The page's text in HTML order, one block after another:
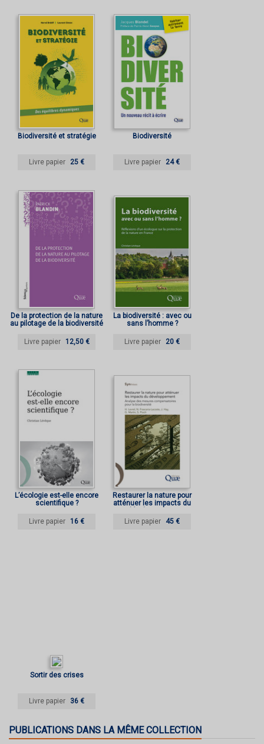
Biodiversité et stratégie
Livre papier 25 €
Biodiversité
Livre papier 24 €
De la protection de la nature
au pilotage de la biodiversité
Livre papier 12,50 €
La biodiversité : avec ou
sans l’homme ?
Livre papier 20 €
L’écologie est-elle encore
scientifique ?
Livre papier 16 €
Restaurer la nature pour
atténuer les impacts du
Livre papier 45 €
Sortir des crises
Livre papier 36 €
PUBLICATIONS DANS LA MÊME COLLECTION